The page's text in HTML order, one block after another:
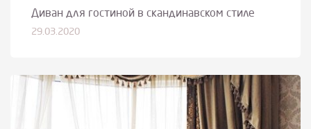
Диван для гостиной в скандинавском стиле
29.03.2020